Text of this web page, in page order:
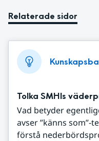
Relaterade sidor
Tolka SMHIs
Vad betyder
avser ”känns som”-
förstå